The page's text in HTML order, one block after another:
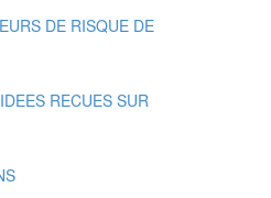
DE RISQUE DE
RECUES SUR